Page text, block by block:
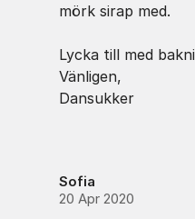
mörk sirap med.
Lycka till med
Vänligen,
Dansukker
Sofia
20 Apr 2020